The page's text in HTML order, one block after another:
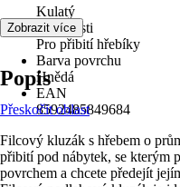
Kulatý
Vlastnosti
Pro přibití hřebíky
Barva povrchu
Hnědá
EAN
8592485849684
Zobrazit více
Popis
Přeskočit oblast
Filcový kluzák s hřebem o
přibití pod nábytek, se kterým
povrchem a chcete předejít